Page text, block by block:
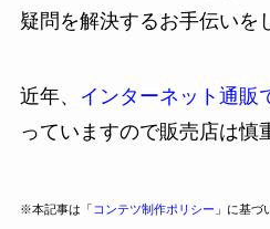
疑問を解決するお手伝いを
近年、 インターネット通販
っていますので販売店は慎
※本記事は「 コンテツ制作ポリシー 」に基づ